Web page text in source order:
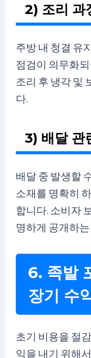
2) 조리 과
주방 내 청결 유
점검이 의무화
조리 후 냉각 및
다.
3) 배달 관
배달 중 발생할
소재를 명확히
합니다. 소비자
명하게 공개하
6. 족발
장기 수
초기 비용을 절
익을 내기 위해